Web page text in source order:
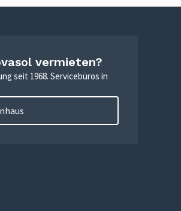
vermieten?
seit 1968. Servicebüros in